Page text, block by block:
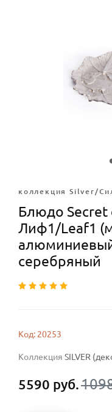
коллекция Silver/
Блюдо Secret
Лиф1/Leaf1
серебряный
Код: 20253
Коллекция SILVER
5590 руб.